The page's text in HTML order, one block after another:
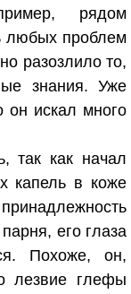
рядом
любых проблем
разозлило то,
знания. Уже
он искал много
так как начал
капель в коже
его глаза
Похоже, он,
лезвие глефы